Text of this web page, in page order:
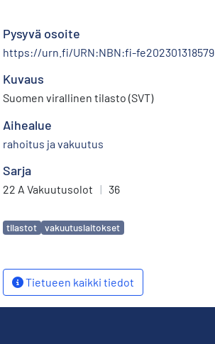
Pysyvä osoite
https://urn.fi/URN:NBN:fi-fe202301318579
Kuvaus
Suomen virallinen tilasto (SVT)
Aihealue
rahoitus ja vakuutus
Sarja
22 A Vakuutusolot | 36
Avainsanat
tilastot vakuutuslaitokset
Tietueen kaikki tiedot